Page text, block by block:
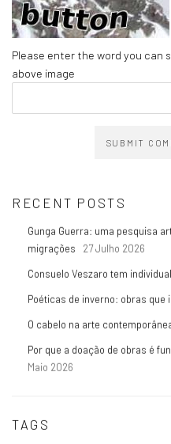
Please enter the word you can
above image
SUBMIT
RECENT POSTS
Gunga Guerra: uma pesquisa
migrações
27 Julho 2026
Consuelo Veszaro tem
Poéticas de inverno: obras que
O cabelo na arte
Por que a doação de obras é
Maio 2026
TAGS